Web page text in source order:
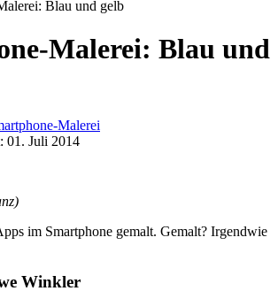
Blau und gelb
Malerei: Blau und
Malerei
01. Juli 2014
im Smartphone gemalt. Gemalt? Irgendwie
Winkler